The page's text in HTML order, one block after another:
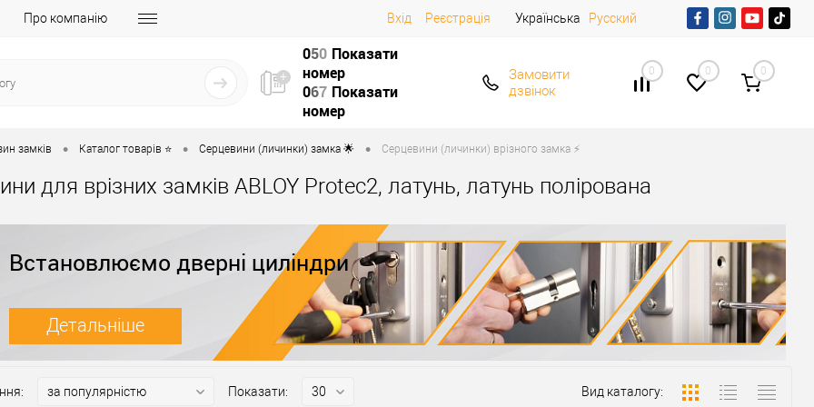
Про компанію Вхід Реєстрація Українська Русский
050 Показати
номер
067 Показати
номер
Замовити
дзвінок
0 0 0
замків • Каталог товарів ⭐ • Серцевини (личинки) замка 🌟 • Серцевини (личинки) врізного замка ⚡️
для врізних замків ABLOY Protec2, латунь, латунь полірована
Встановлюємо дверні циліндри
Детальніше
Показати: Вид каталогу: